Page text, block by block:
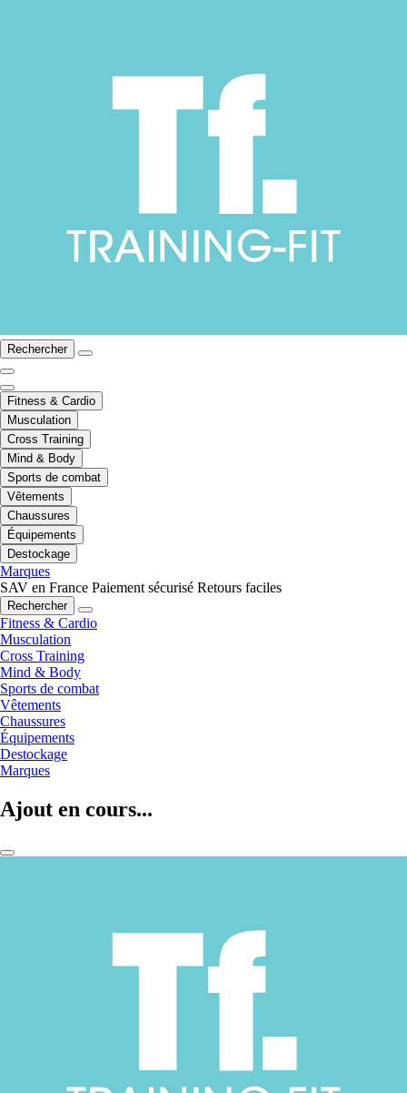
Rechercher
Fitness & Cardio
Musculation
Cross Training
Mind & Body
Sports de combat
Vêtements
Chaussures
Équipements
Destockage
Marques
SAV en France Paiement sécurisé Retours faciles
Rechercher
Fitness & Cardio
Musculation
Cross Training
Mind & Body
Sports de combat
Vêtements
Chaussures
Équipements
Destockage
Marques
Ajout en cours...